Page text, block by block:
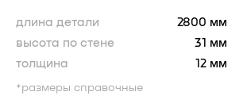
длина детали
2800 мм
высота по стене
31 мм
толщина
12 мм
*размеры справочные